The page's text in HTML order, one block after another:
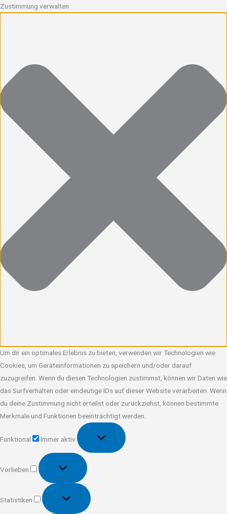
Zustimmung verwalten
Um dir ein optimales Erlebnis zu bieten, verwenden wir Technologien wie
Cookies, um Geräteinformationen zu speichern und/oder darauf
zuzugreifen. Wenn du diesen Technologien zustimmst, können wir Daten wie
das Surfverhalten oder eindeutige IDs auf dieser Website verarbeiten. Wenn
du deine Zustimmung nicht erteilst oder zurückziehst, können bestimmte
Merkmale und Funktionen beeinträchtigt werden.
Funktional
Immer aktiv
Vorlieben
Vorlieben
Statistiken
Statistiken